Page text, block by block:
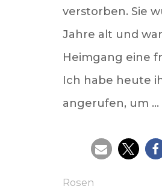
verstorben. Sie
Jahre alt und
Heimgang eine
Ich habe heute
angerufen, um …
Rosen